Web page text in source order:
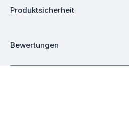
Produktsicherheit
Bewertungen